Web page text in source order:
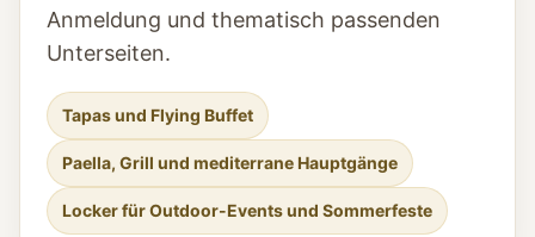
Anmeldung und thematisch passenden
Unterseiten.
Tapas und Flying Buffet
Paella, Grill und mediterrane Hauptgänge
Locker für Outdoor-Events und Sommerfeste